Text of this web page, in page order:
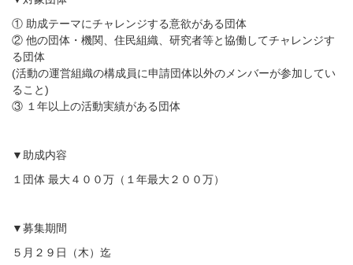
① 助成テーマにチャレンジする意欲がある団体
② 他の団体・機関、住民組織、研究者等と協働してチャレンジす
る団体
(活動の運営組織の構成員に申請団体以外のメンバーが参加してい
ること)
③ １年以上の活動実績がある団体
▼助成内容
１団体 最大４００万（１年最大２００万）
▼募集期間
５月２９日（木）迄